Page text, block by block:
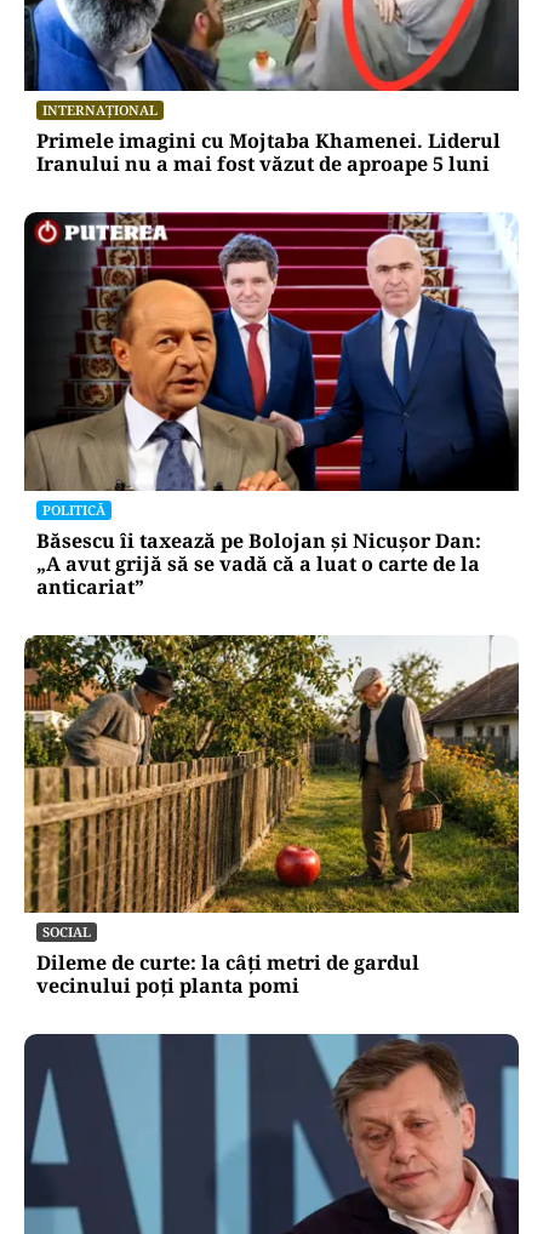
INTERNAȚIONAL
Primele imagini cu Mojtaba Khamenei. Liderul
Iranului nu a mai fost văzut de aproape 5 luni
POLITICĂ
Băsescu îi taxează pe Bolojan și Nicușor Dan:
„A avut grijă să se vadă că a luat o carte de la
anticariat”
SOCIAL
Dileme de curte: la câți metri de gardul
vecinului poți planta pomi